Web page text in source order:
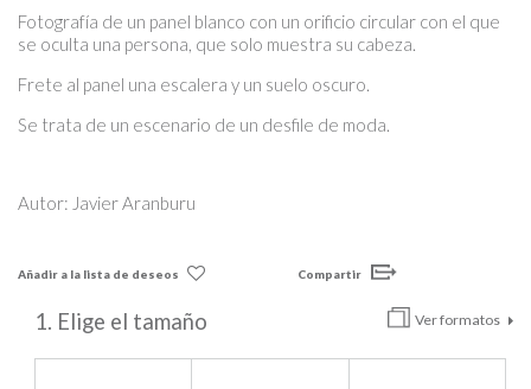
Fotografía de un panel blanco con un orificio circular con el que
se oculta una persona, que solo muestra su cabeza.
Frete al panel una escalera y un suelo oscuro.
Se trata de un escenario de un desfile de moda.
Autor: Javier Aranburu
Añadir a la lista de deseos Compartir
Ver formatos
1. Elige el tamaño